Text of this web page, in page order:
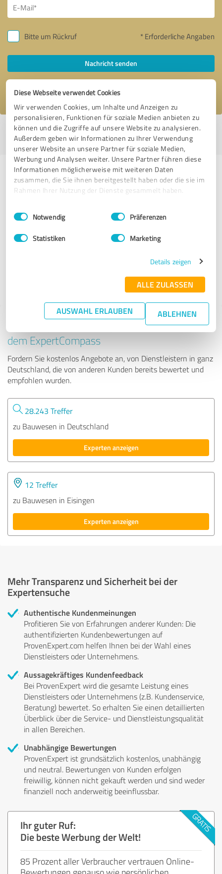
Diese Webseite verwendet Cookies
Wir verwenden Cookies, um Inhalte und Anzeigen zu
personalisieren, Funktionen für soziale Medien anbieten zu
können und die Zugriffe auf unsere Website zu analysieren.
Außerdem geben wir Informationen zu Ihrer Verwendung
unserer Website an unsere Partner für soziale Medien,
Werbung und Analysen weiter. Unsere Partner führen diese
Informationen möglicherweise mit weiteren Daten
zusammen, die Sie ihnen bereitgestellt haben oder die sie im
Rahmen Ihrer Nutzung der Dienste gesammelt haben.
Impressum Datenschutzbestimmungen
Einwilligungsauswahl
Notwendig Präferenzen
Statistiken Marketing
Details zeigen
ALLE ZULASSEN
AUSWAHL ERLAUBEN ABLEHNEN
Bitte um Rückruf * Erforderliche Angaben
Nachricht senden
Ich stimme den Datenschutzbestimmungen
Profil aktiv seit 18.01.2020 |Letzte Aktualisierung: 01.08.2026|Profil
melden
Erfahrungen zu weiteren
Anbietern aus dem Bereich
Tipp: Die passenden Experten finden - mit
dem ExpertCompass
Fordern Sie kostenlos Angebote an, von Dienstleistern in ganz
Deutschland, die von anderen Kunden bereits bewertet und
empfohlen wurden.
28.243 Treffer
zu Bauwesen in Deutschland
Experten anzeigen
12 Treffer
zu Bauwesen in Eisingen
Experten anzeigen
Mehr Transparenz und Sicherheit bei der
Expertensuche
Authentische Kundenmeinungen
Profitieren Sie von Erfahrungen anderer Kunden: Die
authentifizierten Kundenbewertungen auf
ProvenExpert.com helfen Ihnen bei der Wahl eines
Dienstleisters oder Unternehmens.
Aussagekräftiges Kundenfeedback
Bei ProvenExpert wird die gesamte Leistung eines
Dienstleisters oder Unternehmens (z.B. Kundenservice,
Beratung) bewertet. So erhalten Sie einen detaillierten
Überblick über die Service- und Dienstleistungsqualität
in allen Bereichen.
Unabhängige Bewertungen
ProvenExpert ist grundsätzlich kostenlos, unabhängig
und neutral. Bewertungen von Kunden erfolgen
freiwillig, können nicht gekauft werden und sind weder
finanziell noch anderweitig beeinflussbar.
Ihr guter Ruf:
Die beste Werbung der Welt!
85 Prozent aller Verbraucher vertrauen Online-